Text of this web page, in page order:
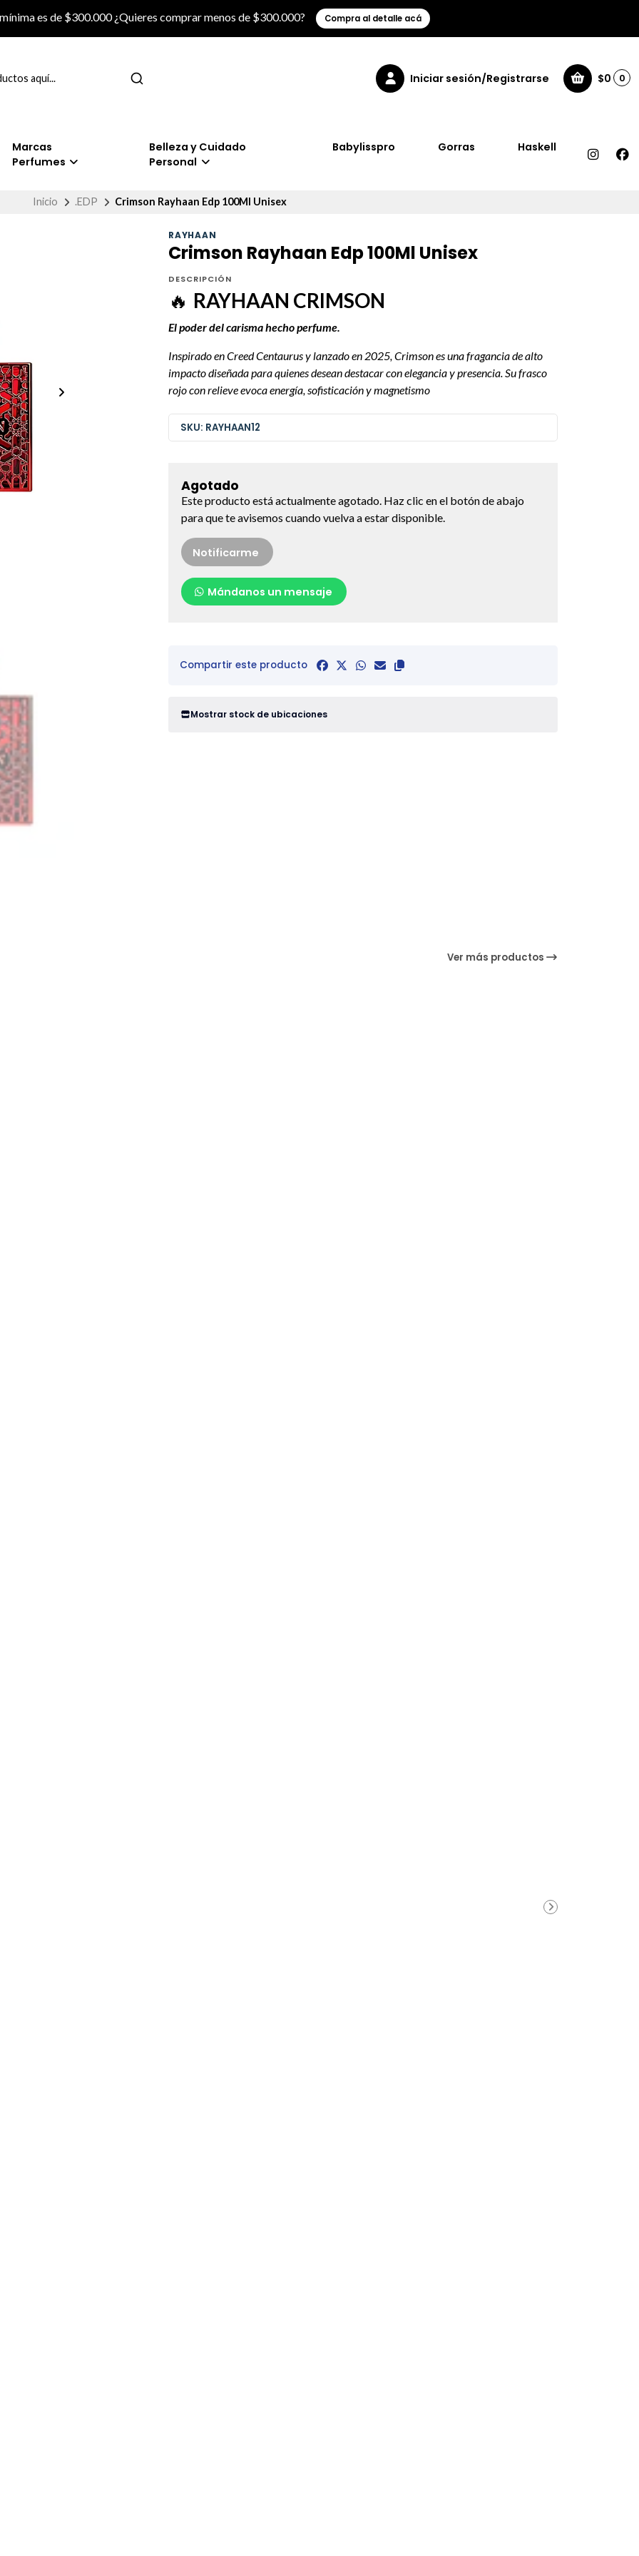
es de $300.000 ¿Quieres comprar menos de $300.000? Compra al detalle acá
Iniciar sesión/Registrarse $0 0
Marcas
Perfumes
Belleza y Cuidado
Personal
Babylisspro Gorras Haskell
Inicio .EDP Crimson Rayhaan Edp 100Ml Unisex
RAYHAAN
Crimson Rayhaan Edp 100Ml Unisex
DESCRIPCIÓN
🔥 RAYHAAN CRIMSON
El poder del carisma hecho perfume.
Inspirado en Creed Centaurus y lanzado en 2025, Crimson es una fragancia de alto
impacto diseñada para quienes desean destacar con elegancia y presencia. Su frasco
rojo con relieve evoca energía, sofisticación y magnetismo
SKU: RAYHAAN12
Agotado
Este producto está actualmente agotado. Haz clic en el botón de abajo
para que te avisemos cuando vuelva a estar disponible.
Notificarme
Mándanos un mensaje
Compartir este producto
Mostrar stock de ubicaciones
Ver más productos